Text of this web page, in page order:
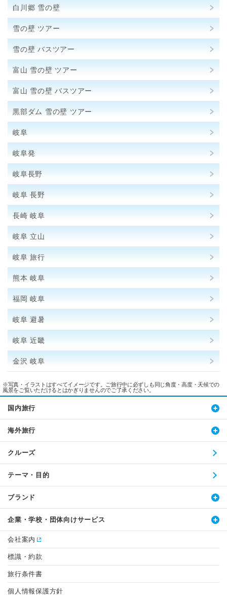
白川郷 雪の壁
雪の壁 ツアー
雪の壁 バスツアー
富山 雪の壁 ツアー
富山 雪の壁 バスツアー
黒部ダム 雪の壁 ツアー
岐阜
岐阜発
岐阜長野
岐阜 長野
長崎 岐阜
岐阜 立山
岐阜 旅行
熊本 岐阜
福岡 岐阜
岐阜 避暑
岐阜 近畿
金沢 岐阜
※写真・イラストはすべてイメージです。ご旅行中に必ずしも同じ角度・高度・天候での
風景をご覧いただけるとはかぎりませんのでご了承ください。
国内旅行
海外旅行
クルーズ
テーマ・目的
ブランド
企業・学校・団体向けサービス
会社案内
標識・約款
旅行条件書
個人情報保護方針